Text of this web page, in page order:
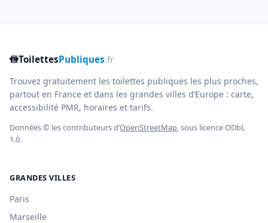
🚻ToilettesPubliques.fr
Trouvez gratuitement les toilettes publiques les plus proches,
partout en France et dans les grandes villes d’Europe : carte,
accessibilité PMR, horaires et tarifs.
Données © les contributeurs d’OpenStreetMap, sous licence ODbL
1.0.
GRANDES VILLES
Paris
Marseille